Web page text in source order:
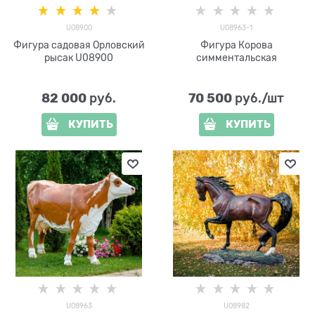
U08900
Фигура садовая Орловский
рысак U08900
82 000 руб.
КУПИТЬ
U08963-1
Фигура Корова
симментальская
70 500 руб./шт
КУПИТЬ
U08963 U08982